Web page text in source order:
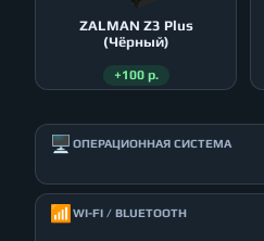
ZALMAN Z3 Plus
(Чёрный)
+100 р.
🖥️ ОПЕРАЦИОННАЯ СИСТЕМА
📶 WI-FI / BLUETOOTH